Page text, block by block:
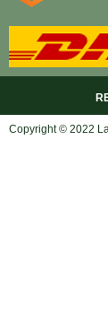
Copyright © 2022